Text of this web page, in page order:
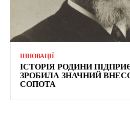
ІННОВАЦІЇ
ІСТОРІЯ РОДИНИ
ЗРОБИЛА ЗНАЧНИЙ
СОПОТА